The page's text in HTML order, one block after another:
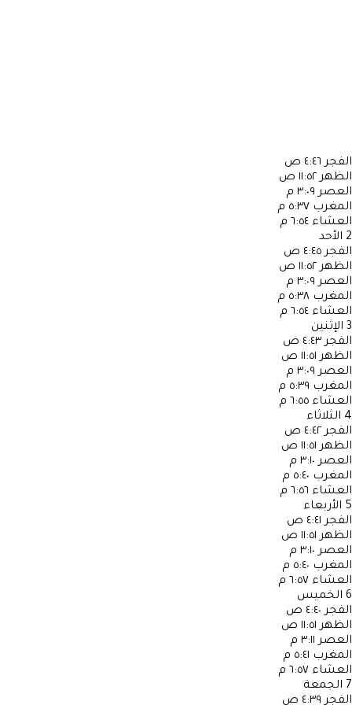
الفجر ٤:٤٦ ص
الظهر ١١:٥٢ ص
العصر ٣:٠٩ م
المغرب ٥:٣٧ م
العشاء ٦:٥٤ م
2 الأحد
الفجر ٤:٤٥ ص
الظهر ١١:٥٢ ص
العصر ٣:٠٩ م
المغرب ٥:٣٨ م
العشاء ٦:٥٤ م
3 الإثنين
الفجر ٤:٤٣ ص
الظهر ١١:٥١ ص
العصر ٣:٠٩ م
المغرب ٥:٣٩ م
العشاء ٦:٥٥ م
4 الثلاثاء
الفجر ٤:٤٢ ص
الظهر ١١:٥١ ص
العصر ٣:١٠ م
المغرب ٥:٤٠ م
العشاء ٦:٥٦ م
5 الأربعاء
الفجر ٤:٤١ ص
الظهر ١١:٥١ ص
العصر ٣:١٠ م
المغرب ٥:٤٠ م
العشاء ٦:٥٧ م
6 الخميس
الفجر ٤:٤٠ ص
الظهر ١١:٥١ ص
العصر ٣:١١ م
المغرب ٥:٤١ م
العشاء ٦:٥٧ م
7 الجمعة
الفجر ٤:٣٩ ص